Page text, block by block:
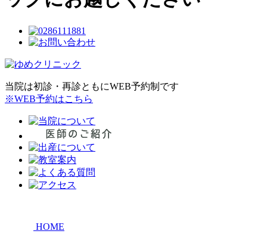
当院は初診・再診ともにWEB予約制です
※WEB予約はこちら
HOME